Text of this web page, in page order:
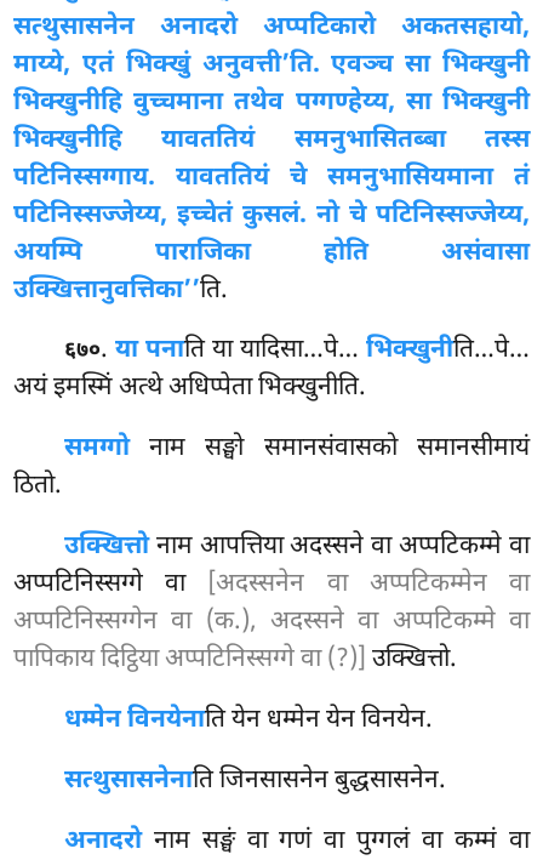
सत्थुसासनेन अनादरो अप्पटिकारो अकतसहायो,
माय्ये, एतं भिक्खुं अनुवत्ती’ति. एवञ्च सा भिक्खुनी
भिक्खुनीहि वुच्चमाना तथेव पग्गण्हेय्य, सा भिक्खुनी
भिक्खुनीहि यावततियं समनुभासितब्बा तस्स
पटिनिस्सग्गाय. यावततियं चे समनुभासियमाना तं
पटिनिस्सज्जेय्य, इच्चेतं कुसलं. नो चे पटिनिस्सज्जेय्य,
अयम्पि पाराजिका होति असंवासा
उक्खित्तानुवत्तिका’’ति.
६७०. या पनाति या यादिसा…पे… भिक्खुनीति…पे…
अयं इमस्मिं अत्थे अधिप्पेता भिक्खुनीति.
समग्गोनाम सङ्घो समानसंवासको समानसीमायं
ठितो.
उक्खित्तोनाम आपत्तिया अदस्सने वा अप्पटिकम्मे वा
अप्पटिनिस्सग्गे वा
[अदस्सनेन वा अप्पटिकम्मेन वा
अप्पटिनिस्सग्गेन वा (क.), अदस्सने वा अप्पटिकम्मे वा
पापिकाय दिट्ठिया अप्पटिनिस्सग्गे वा (?)] उक्खित्तो.
धम्मेन विनयेनाति येन धम्मेन येन विनयेन.
सत्थुसासनेनातिजिनसासनेन बुद्धसासनेन.
अनादरोनाम सङ्घं वा गणं वा पुग्गलं वा कम्मं वा